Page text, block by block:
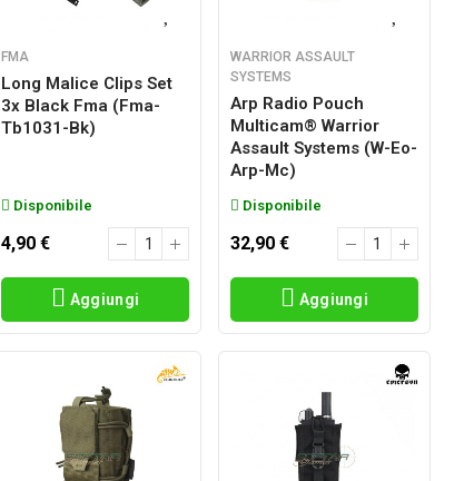
FMA
Long Malice Clips Set
3x Black Fma (fma-
Tb1031-Bk)
Disponibile
4,90 €
Aggiungi
WARRIOR ASSAULT
SYSTEMS
Arp Radio Pouch
Multicam® Warrior
Assault Systems (w-Eo-
Arp-Mc)
Disponibile
32,90 €
Aggiungi